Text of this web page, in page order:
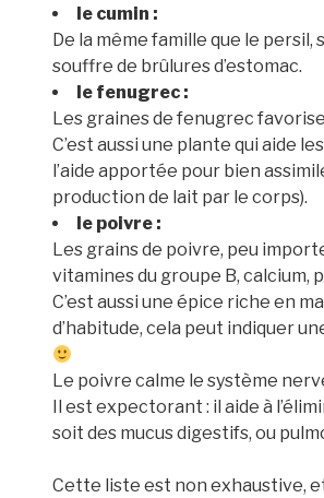
le cumin :
De la même famille que le
souffre de brûlures d’estomac.
le fenugrec :
Les graines de fenugrec
C’est aussi une plante qui aide
l’aide apportée pour bien
production de lait par le corps).
le poivre :
Les grains de poivre, peu
vitamines du groupe B, calcium,
C’est aussi une épice riche en
d’habitude, cela peut indiquer
Le poivre calme le système
Il est expectorant : il aide à
soit des mucus digestifs, ou
Cette liste est non exhaustive,